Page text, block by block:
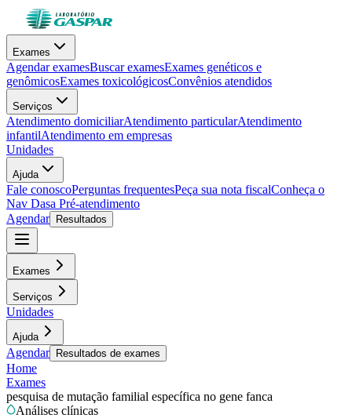
Exames
Agendar examesBuscar examesExames genéticos e
genômicosExames toxicológicosConvênios atendidos
Serviços
Atendimento domiciliarAtendimento particularAtendimento
infantilAtendimento em empresas
Unidades
Ajuda
Fale conoscoPerguntas frequentesPeça sua nota fiscalConheça o
Nav Dasa Pré-atendimento
Agendar
Resultados
Exames
Serviços
Unidades
Ajuda
Agendar Resultados de exames
Home
Exames
pesquisa de mutação familial específica no gene fanca
Análises clínicas